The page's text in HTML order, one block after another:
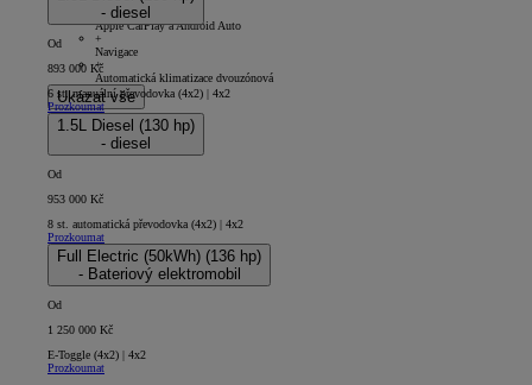
+
Apple CarPlay a Android Auto
+
Navigace
+
Automatická klimatizace dvouzónová
Ukázat vše
- diesel
Od
893 000 Kč
6 st. manuální převodovka (4x2) | 4x2
Prozkoumat
1.5L Diesel (130 hp)
- diesel
Od
953 000 Kč
8 st. automatická převodovka (4x2) | 4x2
Prozkoumat
Full Electric (50kWh) (136 hp)
- Bateriový elektromobil
Od
1 250 000 Kč
E-Toggle (4x2) | 4x2
Prozkoumat